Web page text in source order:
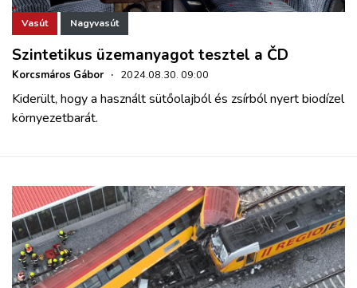
Vasút Nagyvasút
Szintetikus üzemanyagot tesztel a ČD
Korcsmáros Gábor · 2024.08.30. 09:00
Kiderült, hogy a használt sütőolajból és zsírból nyert biodízel
környezetbarát.